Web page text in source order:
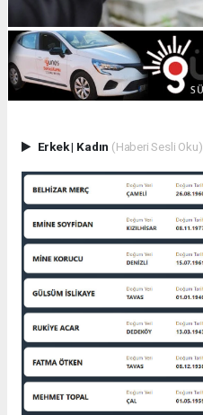
Erkek| Kadın (Haberi Sesli Oku)